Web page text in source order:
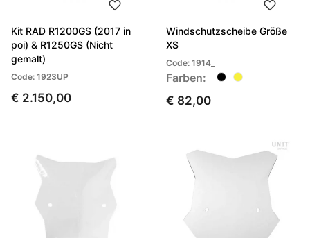
Kit RAD R1200GS (2017 in
poi) & R1250GS (Nicht
gemalt)
Code: 1923UP
€ 2.150,00
Windschutzscheibe Größe
XS
Code: 1914_
Farben:
€ 82,00